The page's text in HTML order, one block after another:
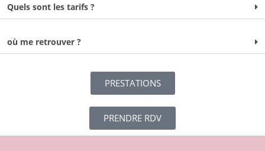
Quels sont les tarifs ?
où me retrouver ?
PRESTATIONS
PRENDRE RDV